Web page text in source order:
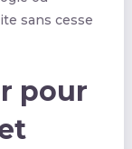
sans cesse
pour